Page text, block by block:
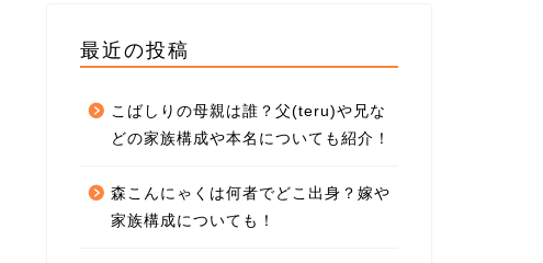
最近の投稿
こばしりの母親は誰？父(teru)や兄な
どの家族構成や本名についても紹介！
森こんにゃくは何者でどこ出身？嫁や
家族構成についても！